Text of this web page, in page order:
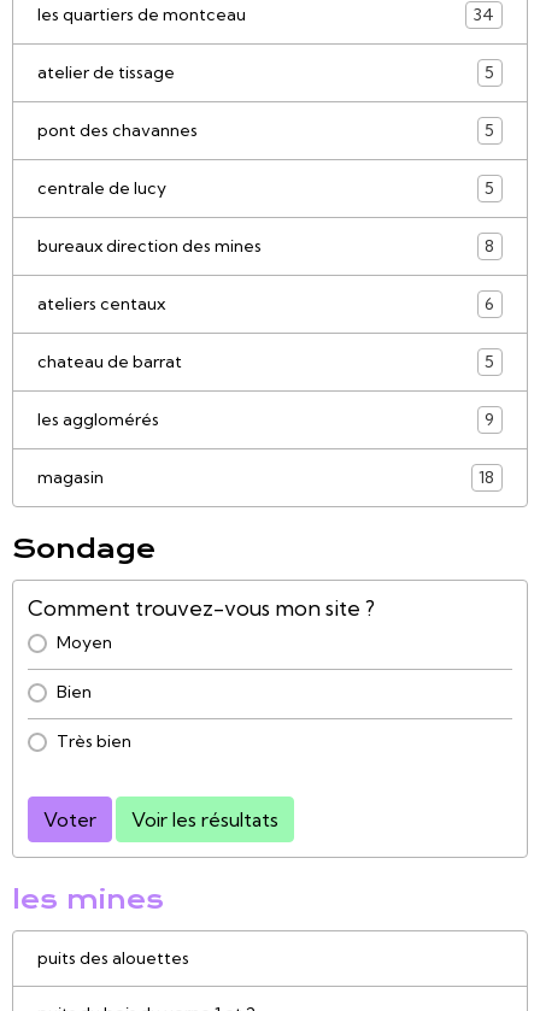
les quartiers de montceau 34
atelier de tissage 5
pont des chavannes 5
centrale de lucy 5
bureaux direction des mines 8
ateliers centaux 6
chateau de barrat 5
les agglomérés 9
magasin 18
Sondage
Comment trouvez-vous mon site ?
Moyen
Bien
Très bien
Voter Voir les résultats
les mines
puits des alouettes